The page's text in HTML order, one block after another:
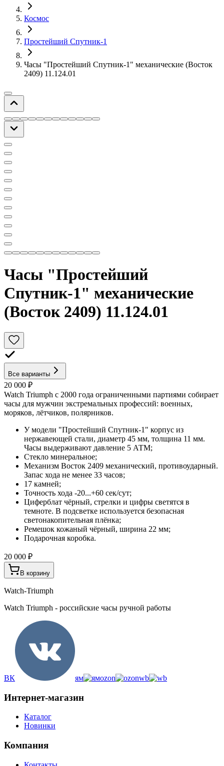
Космос
Простейший Спутник-1
Часы "Простейший Спутник-1" механические (Восток
2409) 11.124.01
Часы "Простейший
Спутник-1" механические
(Восток 2409) 11.124.01
Все варианты
20 000 ₽
Watch Triumph с 2000 года ограниченными партиями собирает
часы для мужчин экстремальных профессий: военных,
моряков, лётчиков, полярников.
У модели "Простейший Спутник-1" корпус из
нержавеющей стали, диаметр 45 мм, толщина 11 мм.
Часы выдерживают давление 5 АТМ;
Стекло минеральное;
Механизм Восток 2409 механический, противоударный.
Запас хода не менее 33 часов;
17 камней;
Точность хода -20...+60 сек/сут;
Циферблат чёрный, стрелки и цифры светятся в
темноте. В подсветке используется безопасная
светонакопительная плёнка;
Ремешок кожаный чёрный, ширина 22 мм;
Подарочная коробка.
20 000 ₽
В корзину
Watch-Triumph
Watch Triumph - российские часы ручной работы
ВК ям ozon wb
Интернет-магазин
Каталог
Новинки
Компания